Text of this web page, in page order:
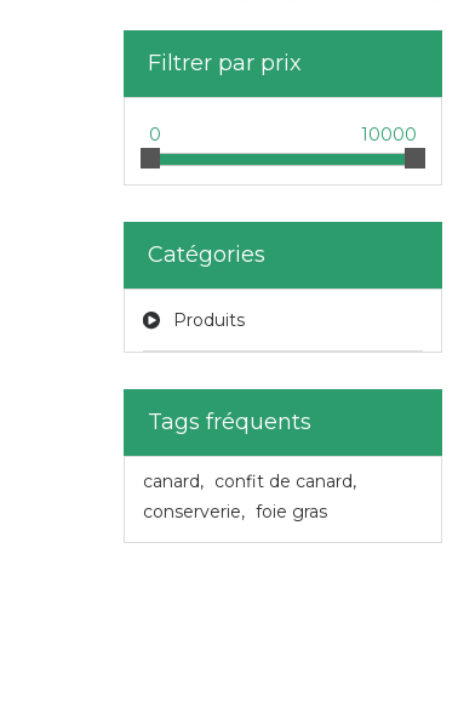
Filtrer par prix
0 10000
Catégories
Produits
Tags fréquents
canard, confit de canard,
conserverie, foie gras